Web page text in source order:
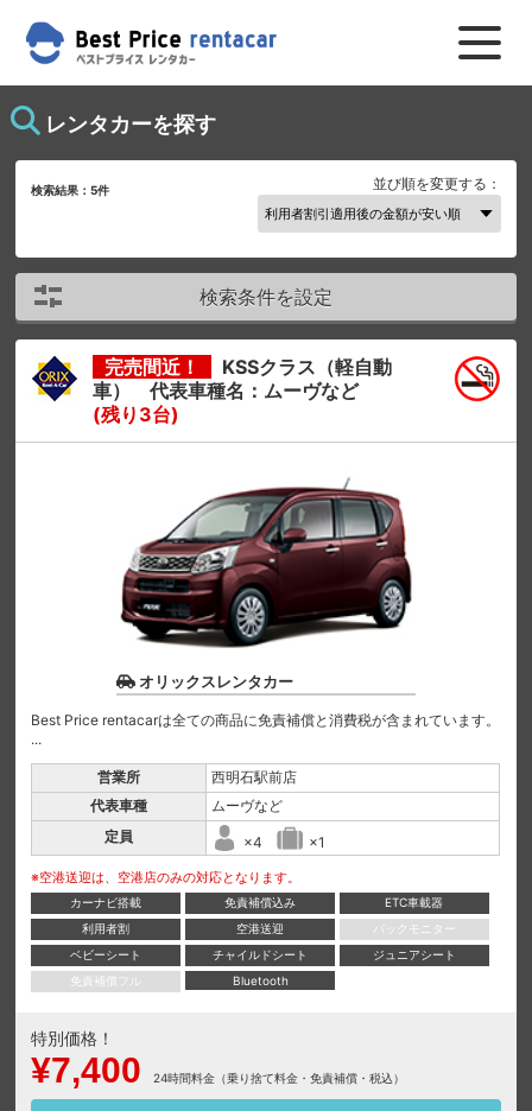
レンタカーを探す
検索結果：5件 並び順を変更する：
検索条件を設定
完売間近！
KSSクラス（軽自動
車） 代表車種名：ムーヴなど
(残り3台)
オリックスレンタカー
Best Price rentacarは全ての商品に免責補償と消費税が含まれています。
...
営業所
西明石駅前店
代表車種
ムーヴなど
定員
×4 ×1
※空港送迎は、空港店のみの対応となります。
カーナビ搭載 免責補償込み
ETC車載器
利用者割
空港送迎
バックモニター
ベビーシート
チャイルドシート
ジュニアシート
免責補償フル
Bluetooth
特別価格！
¥7,400 24時間料金（乗り捨て料金・免責補償・税込）